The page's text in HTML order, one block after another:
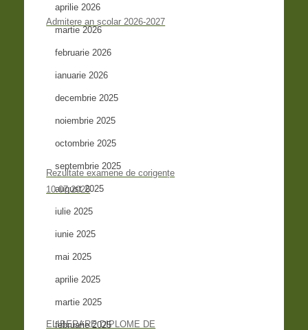
Admitere an școlar 2026-2027
Rezultate examene de corigențe
10.07.2026
ELIBERARE DIPLOME DE
aprilie 2026
martie 2026
februarie 2026
ianuarie 2026
decembrie 2025
noiembrie 2025
octombrie 2025
septembrie 2025
august 2025
iulie 2025
iunie 2025
mai 2025
aprilie 2025
martie 2025
februarie 2025